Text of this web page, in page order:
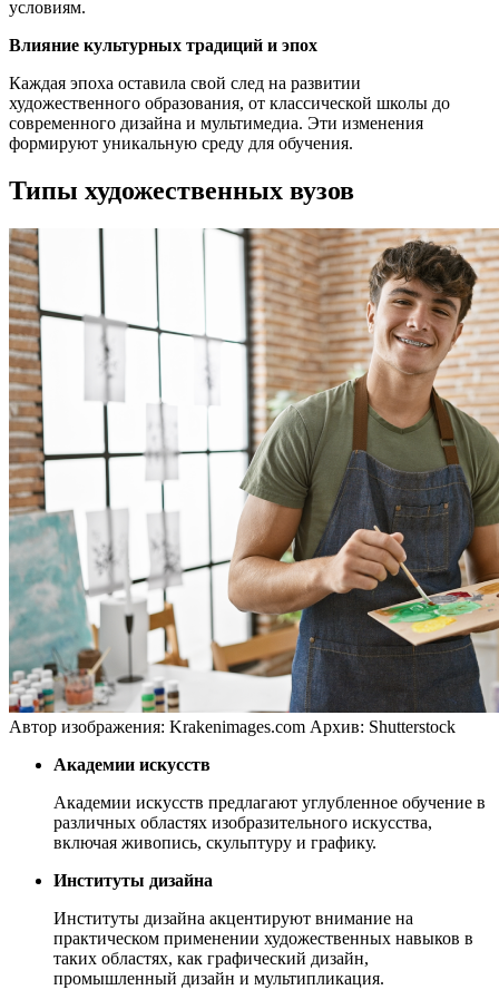
условиям.
Влияние культурных традиций и эпох
Каждая эпоха оставила свой след на развитии
художественного образования, от классической школы до
современного дизайна и мультимедиа. Эти изменения
формируют уникальную среду для обучения.
Типы художественных вузов
Автор изображения: Krakenimages.com Архив: Shutterstock
Академии искусств
Академии искусств предлагают углубленное обучение в
различных областях изобразительного искусства,
включая живопись, скульптуру и графику.
Институты дизайна
Институты дизайна акцентируют внимание на
практическом применении художественных навыков в
таких областях, как графический дизайн,
промышленный дизайн и мультипликация.